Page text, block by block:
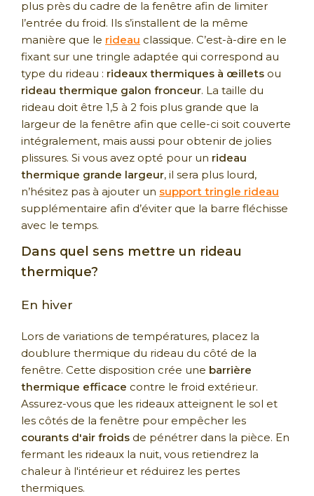
plus près du cadre de la fenêtre afin de limiter
l’entrée du froid. Ils s’installent de la même
manière que le rideau classique. C’est-à-dire en le
fixant sur une tringle adaptée qui correspond au
type du rideau : rideaux thermiques à œillets ou
rideau thermique galon fronceur. La taille du
rideau doit être 1,5 à 2 fois plus grande que la
largeur de la fenêtre afin que celle-ci soit couverte
intégralement, mais aussi pour obtenir de jolies
plissures. Si vous avez opté pour un rideau
thermique grande largeur, il sera plus lourd,
n’hésitez pas à ajouter un support tringle rideau
supplémentaire afin d’éviter que la barre fléchisse
avec le temps.
Dans quel sens mettre un rideau
thermique?
En hiver
Lors de variations de températures, placez la
doublure thermique du rideau du côté de la
fenêtre. Cette disposition crée une barrière
thermique efficace contre le froid extérieur.
Assurez-vous que les rideaux atteignent le sol et
les côtés de la fenêtre pour empêcher les
courants d'air froids de pénétrer dans la pièce. En
fermant les rideaux la nuit, vous retiendrez la
chaleur à l'intérieur et réduirez les pertes
thermiques.